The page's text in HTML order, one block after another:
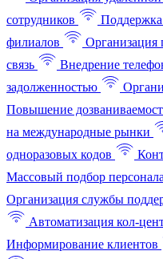
сотрудников
филиалов
Организация
связь
Внедрение
задолженностью
Повышение
на международные рынки
одноразовых кодов
Массовый подбор персонала
Организация службы
Автоматизация кол-
Информирование клиентов